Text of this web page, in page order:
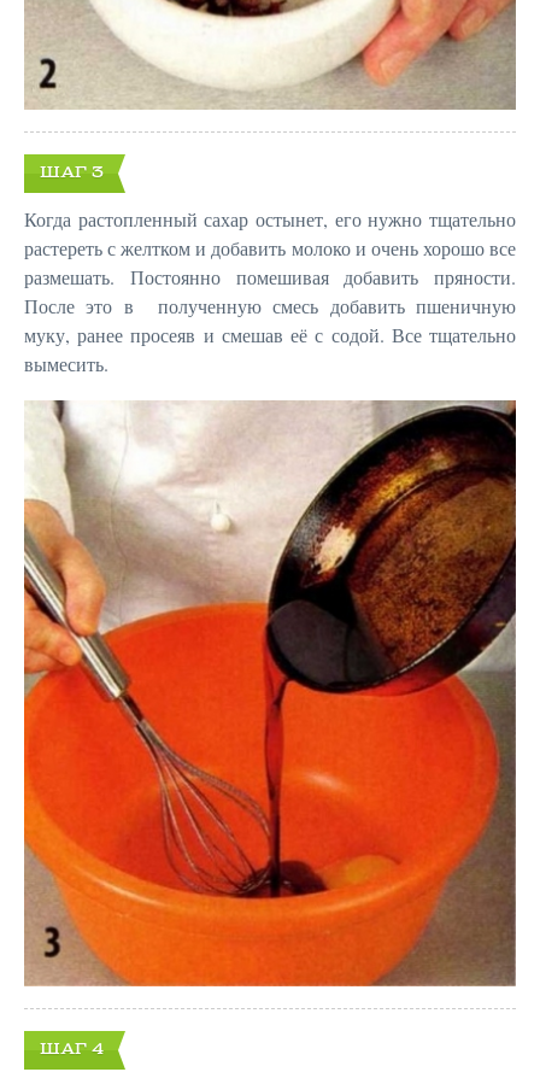
ШАГ 3
Когда растопленный сахар остынет, его нужно тщательно
растереть с желтком и добавить молоко и очень хорошо все
размешать. Постоянно помешивая добавить пряности.
После это в полученную смесь добавить пшеничную
муку, ранее просеяв и смешав её с содой. Все тщательно
вымесить.
ШАГ 4